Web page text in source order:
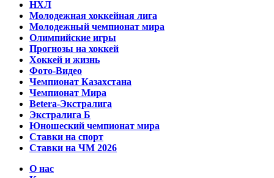
НХЛ
Молодежная хоккейная лига
Молодежный чемпионат мира
Олимпийские игры
Прогнозы на хоккей
Хоккей и жизнь
Фото-Видео
Чемпионат Казахстана
Чемпионат Мира
Betera-Экстралига
Экстралига Б
Юношеский чемпионат мира
Ставки на спорт
Ставки на ЧМ 2026
О нас